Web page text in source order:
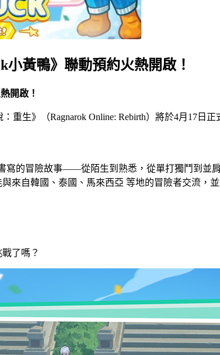
小黃鴨》聯動預約火熱開啟！
開啟！
重生》（Ragnarok Online: Rebirth）將於4月17
寫的冒險故事——從陌生到熟悉，從單打獨鬥到並
來自韓國、泰國、馬來西亞 等地的冒險者交流，
了嗎？